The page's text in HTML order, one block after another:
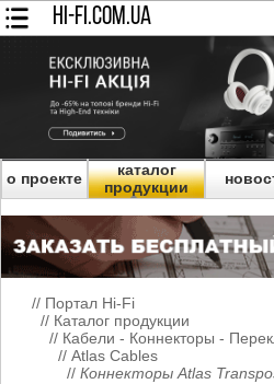
HI-FI.COM.UA
о проекте
каталог
продукции
// Портал Hi-Fi
// Каталог продукции
// Кабели - Коннекторы -
// Atlas Cables
// Коннекторы Atlas